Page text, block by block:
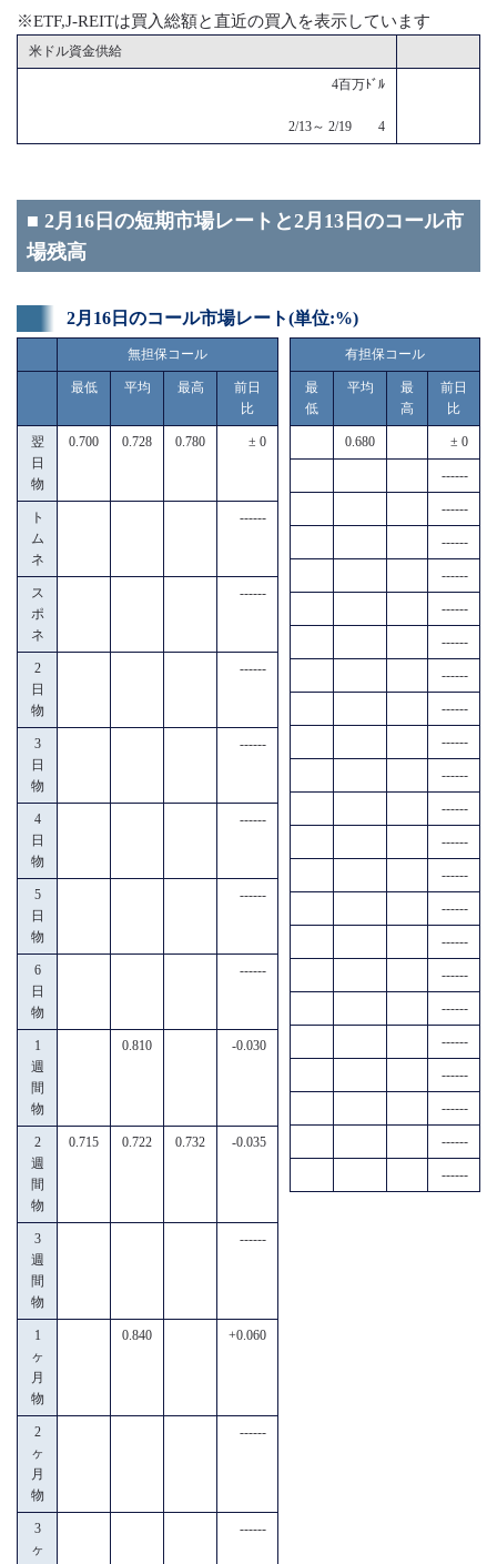
※ETF,J-REITは買入総額と直近の買入を表示しています
米ドル資金供給
4百万ﾄﾞﾙ
2/13～ 2/19 4
■ 2月16日の短期市場レートと2月13日のコール市
場残高
2月16日のコール市場レート(単位:%)
無担保コール
最低 平均 最高
前日
比
翌
日
物
0.700 0.728 0.780 ± 0
ト
ム
ネ
------
ス
ポ
ネ
------
2
日
物
------
3
日
物
------
4
日
物
------
5
日
物
------
6
日
物
------
1
週
間
物
0.810 -0.030
2
週
間
物
0.715 0.722 0.732 -0.035
3
週
間
物
------
1
ヶ
月
物
0.840 +0.060
2
ヶ
月
物
------
3
ヶ
------
有担保コール
最
低
平均
最
高
前日
比
0.680 ± 0
------
------
------
------
------
------
------
------
------
------
------
------
------
------
------
------
------
------
------
------
------
------